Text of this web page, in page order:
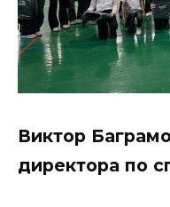
Виктор
директора по